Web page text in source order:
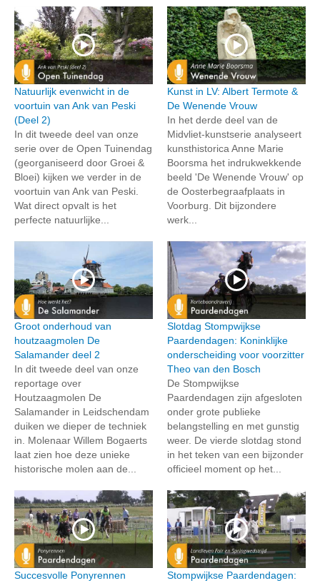
Natuurlijk evenwicht in de
voortuin van Ank van Peski
(Deel 2)
In dit tweede deel van onze
serie over de Open Tuinendag
(georganiseerd door Groei &
Bloei) kijken we verder in de
voortuin van Ank van Peski.
Wat direct opvalt is het
perfecte natuurlijke...
Kunst in LV: Albert Termote &
De Wenende Vrouw
In het derde deel van de
Midvliet-kunstserie analyseert
kunsthistorica Anne Marie
Boorsma het indrukwekkende
beeld 'De Wenende Vrouw' op
de Oosterbegraafplaats in
Voorburg. Dit bijzondere
werk...
Groot onderhoud van
houtzaagmolen De
Salamander deel 2
In dit tweede deel van onze
reportage over
Houtzaagmolen De
Salamander in Leidschendam
duiken we dieper de techniek
in. Molenaar Willem Bogaerts
laat zien hoe deze unieke
historische molen aan de...
Slotdag Stompwijkse
Paardendagen: Koninklijke
onderscheiding voor voorzitter
Theo van den Bosch
De Stompwijkse
Paardendagen zijn afgesloten
onder grote publieke
belangstelling en met gunstig
weer. De vierde slotdag stond
in het teken van een bijzonder
officieel moment op het...
Succesvolle Ponyrennen
Stompwijkse Paardendagen: